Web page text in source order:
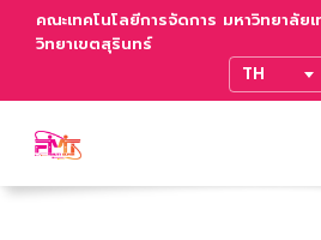
คณะเทคโนโลยีการจัดการ มหาวิทยาลัย
วิทยาเขตสุรินทร์